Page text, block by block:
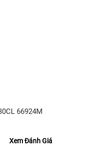
66924M
Xem Đánh Giá